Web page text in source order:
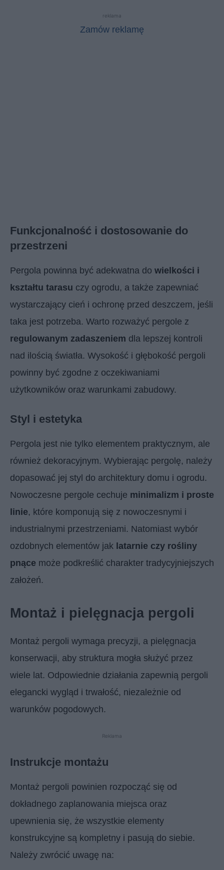
reklama
Zamów reklamę
Funkcjonalność i dostosowanie do
przestrzeni
Pergola powinna być adekwatna do wielkości i
kształtu tarasu czy ogrodu, a także zapewniać
wystarczający cień i ochronę przed deszczem, jeśli
taka jest potrzeba. Warto rozważyć pergole z
regulowanym zadaszeniem dla lepszej kontroli
nad ilością światła. Wysokość i głębokość pergoli
powinny być zgodne z oczekiwaniami
użytkowników oraz warunkami zabudowy.
Styl i estetyka
Pergola jest nie tylko elementem praktycznym, ale
również dekoracyjnym. Wybierając pergolę, należy
dopasować jej styl do architektury domu i ogrodu.
Nowoczesne pergole cechuje minimalizm i proste
linie, które komponują się z nowoczesnymi i
industrialnymi przestrzeniami. Natomiast wybór
ozdobnych elementów jak latarnie czy rośliny
pnące może podkreślić charakter tradycyjniejszych
założeń.
Montaż i pielęgnacja pergoli
Montaż pergoli wymaga precyzji, a pielęgnacja
konserwacji, aby struktura mogła służyć przez
wiele lat. Odpowiednie działania zapewnią pergoli
elegancki wygląd i trwałość, niezależnie od
warunków pogodowych.
Reklama
Instrukcje montażu
Montaż pergoli powinien rozpocząć się od
dokładnego zaplanowania miejsca oraz
upewnienia się, że wszystkie elementy
konstrukcyjne są kompletny i pasują do siebie.
Należy zwrócić uwagę na: